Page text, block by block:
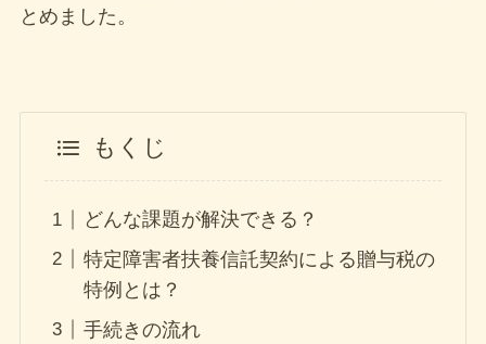
移住・不動産情報
イオンのアプリ【iAEON】で無料
引換券をもらってお得に暮らそ
ポイントまとまる。支払いなめら
とめました。
もくじ
どんな課題が解決できる？
特定障害者扶養信託契約による贈与税の
特例とは？
手続きの流れ